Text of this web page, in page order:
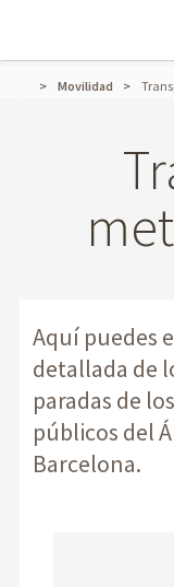
Movilidad
Aquí puedes
detallada de
paradas de
públicos del
Barcelona.